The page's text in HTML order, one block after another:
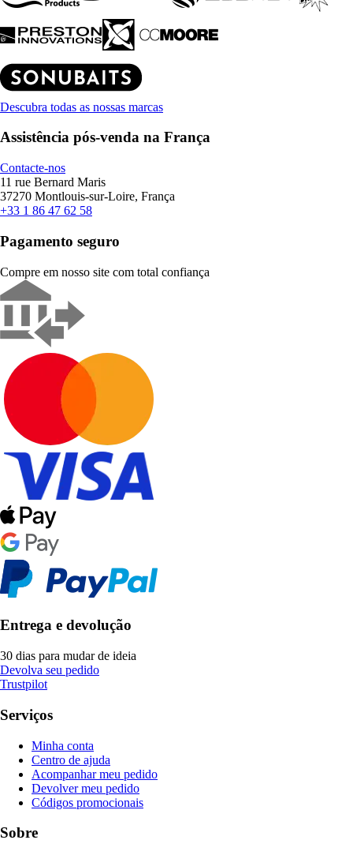
Descubra todas as nossas marcas
Assistência pós-venda na França
Contacte-nos
11 rue Bernard Maris
37270 Montlouis-sur-Loire, França
+33 1 86 47 62 58
Pagamento seguro
Compre em nosso site com total confiança
Entrega e devolução
30 dias para mudar de ideia
Devolva seu pedido
Trustpilot
Serviços
Minha conta
Centro de ajuda
Acompanhar meu pedido
Devolver meu pedido
Códigos promocionais
Sobre